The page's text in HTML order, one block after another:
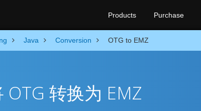
Products Purchase
Java Conversion OTG to EMZ
OTG 转换为 EMZ